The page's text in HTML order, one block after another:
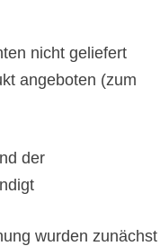
nicht geliefert
angeboten (zum
der
wurden zunächst